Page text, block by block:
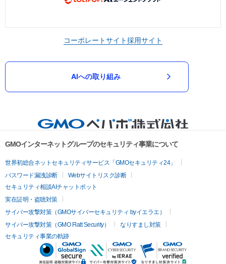
コーポレートサイト採用サイト
AIへの取り組み
GMOインターネットグループのセキュリティ事業について
世界初総合ネットセキュリティサービス「GMOセキュリティ24」
パスワード漏洩診断
Webサイトリスク診断
セキュリティ相談AIチャットボット
実在証明・盗聴対策
サイバー攻撃対策（GMOサイバーセキュリティ byイエラエ）
サイバー攻撃対策（GMO Flatt Security）
なりすまし対策
セキュリティ事業の軌跡